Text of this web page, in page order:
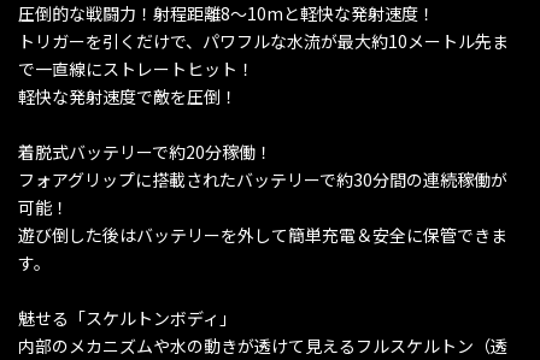
圧倒的な戦闘力！射程距離8～10mと軽快な発射速度！
トリガーを引くだけで、パワフルな水流が最大約10メートル先ま
で一直線にストレートヒット！
軽快な発射速度で敵を圧倒！
着脱式バッテリーで約20分稼働！
フォアグリップに搭載されたバッテリーで約30分間の連続稼働が
可能！
遊び倒した後はバッテリーを外して簡単充電＆安全に保管できま
す。
魅せる「スケルトンボディ」
内部のメカニズムや水の動きが透けて見えるフルスケルトン（透